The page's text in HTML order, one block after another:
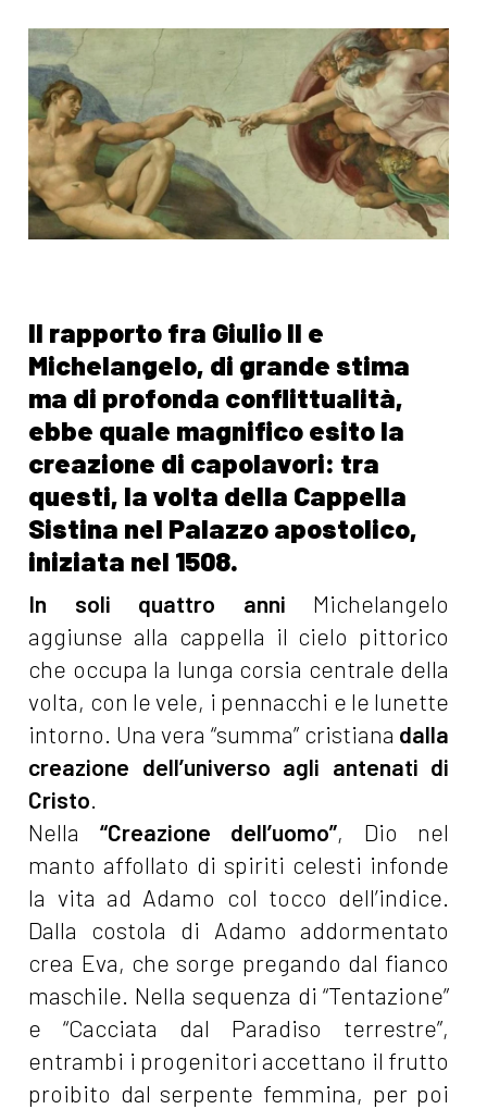
Il rapporto fra Giulio II e
Michelangelo, di grande stima
ma di profonda conflittualità,
ebbe quale magnifico esito la
creazione di capolavori: tra
questi, la volta della Cappella
Sistina nel Palazzo apostolico,
iniziata nel 1508.
In soli quattro anni Michelangelo
aggiunse alla cappella il cielo pittorico
che occupa la lunga corsia centrale della
volta, con le vele, i pennacchi e le lunette
intorno. Una vera “summa” cristiana dalla
creazione dell’universo agli antenati di
Cristo
Nella “Creazione dell’uomo”, Dio nel
manto affollato di spiriti celesti infonde
la vita ad Adamo col tocco dell’indice.
Dalla costola di Adamo addormentato
crea Eva, che sorge pregando dal fianco
maschile. Nella sequenza di “Tentazione”
e “Cacciata dal Paradiso terrestre”,
entrambi i progenitori accettano il frutto
proibito dal serpente femmina, per poi